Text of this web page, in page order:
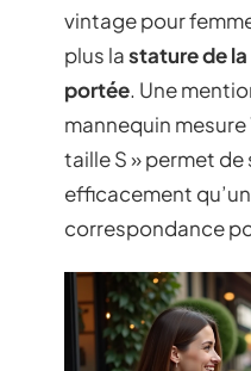
vintage pour
plus lastature de
portée. Une
mannequin
taille S » permet
efficacement
correspondance